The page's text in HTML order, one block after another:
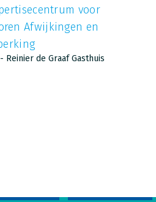
voor
Afwijkingen en
Reinier de Graaf Gasthuis